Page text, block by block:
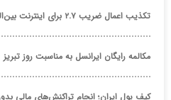
تکذیب اعمال ضریب ۲.۷ برای اینترنت بین‌الملل از سوی سازمان تنظیم مقررات
مکالمه رایگان ایرانسل به مناسبت روز تبریز
کیف پول ایران؛ انجام تراکنش‌های مالی